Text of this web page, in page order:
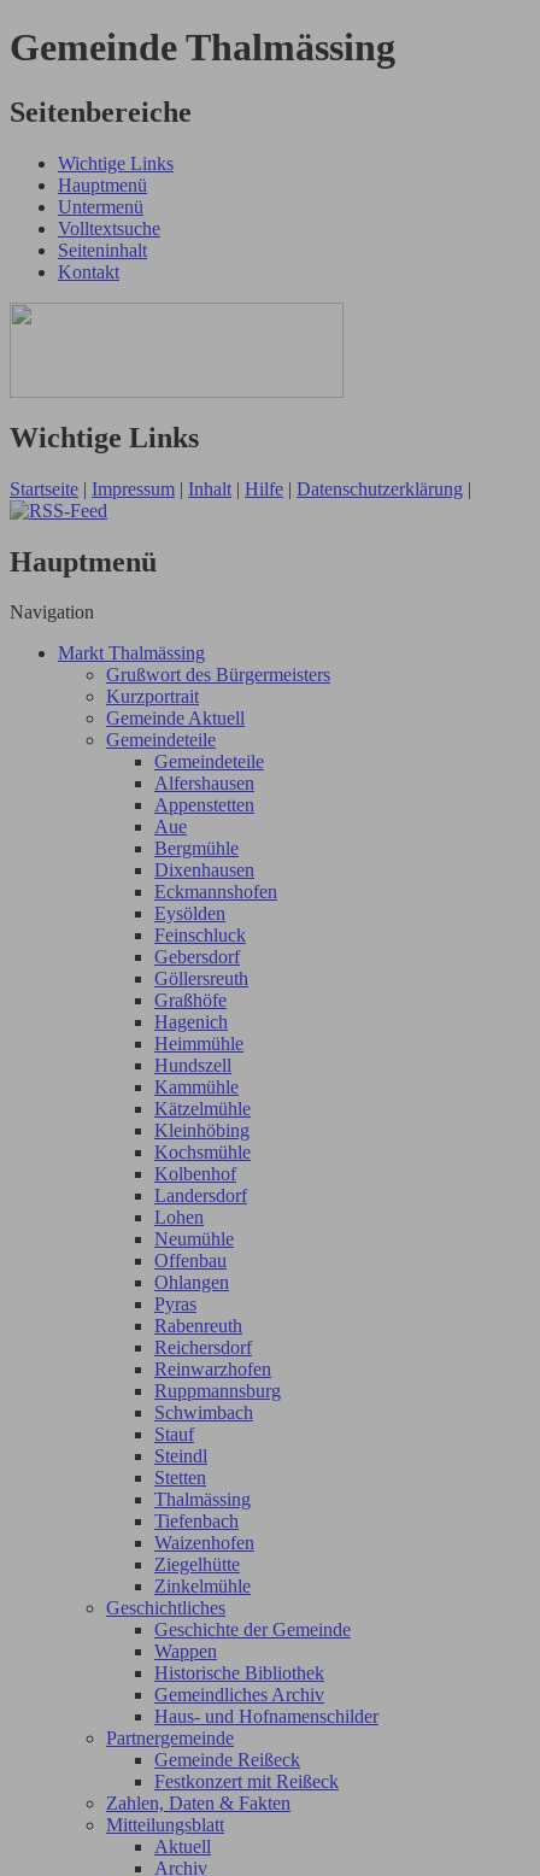
Gemeinde Thalmässing
Seitenbereiche
Wichtige Links
Hauptmenü
Untermenü
Volltextsuche
Seiteninhalt
Kontakt
Wichtige Links
Startseite | Impressum | Inhalt | Hilfe | Datenschutzerklärung |
Hauptmenü
Navigation
Markt Thalmässing
Grußwort des Bürgermeisters
Kurzportrait
Gemeinde Aktuell
Gemeindeteile
Gemeindeteile
Alfershausen
Appenstetten
Aue
Bergmühle
Dixenhausen
Eckmannshofen
Eysölden
Feinschluck
Gebersdorf
Göllersreuth
Graßhöfe
Hagenich
Heimmühle
Hundszell
Kammühle
Kätzelmühle
Kleinhöbing
Kochsmühle
Kolbenhof
Landersdorf
Lohen
Neumühle
Offenbau
Ohlangen
Pyras
Rabenreuth
Reichersdorf
Reinwarzhofen
Ruppmannsburg
Schwimbach
Stauf
Steindl
Stetten
Thalmässing
Tiefenbach
Waizenhofen
Ziegelhütte
Zinkelmühle
Geschichtliches
Geschichte der Gemeinde
Wappen
Historische Bibliothek
Gemeindliches Archiv
Haus- und Hofnamenschilder
Partnergemeinde
Gemeinde Reißeck
Festkonzert mit Reißeck
Zahlen, Daten & Fakten
Mitteilungsblatt
Aktuell
Archiv